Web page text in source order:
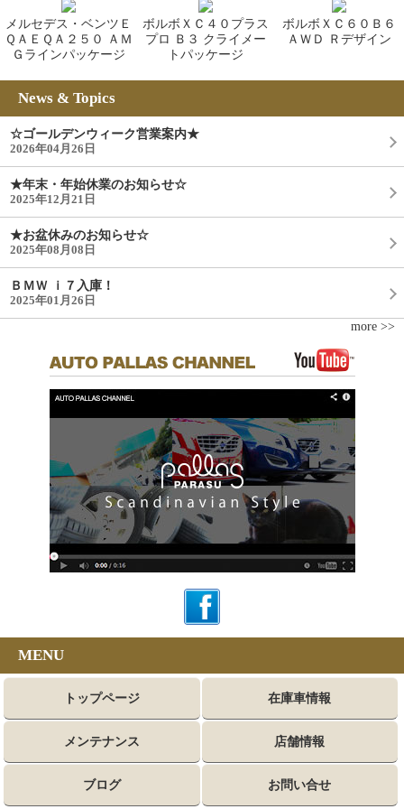
メルセデス・ベンツＥ
ＱＡＥＱＡ２５０ ＡＭ
Ｇラインパッケージ
ボルボＸＣ４０プラス
プロ Ｂ３ クライメー
トパッケージ
ボルボＸＣ６０Ｂ６
ＡＷＤ Ｒデザイン
News & Topics
☆ゴールデンウィーク営業案内★
2026年04月26日
★年末・年始休業のお知らせ☆
2025年12月21日
★お盆休みのお知らせ☆
2025年08月08日
ＢＭＷ ｉ７入庫！
2025年01月26日
more >>
MENU
トップページ 在庫車情報
メンテナンス 店舗情報
ブログ お問い合せ